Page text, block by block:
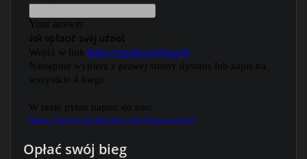
Opłać swój bieg